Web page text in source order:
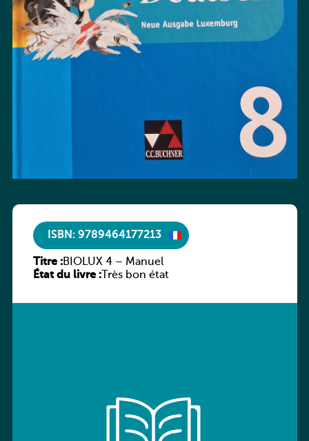
ISBN: 9789464177213
Titre :BIOLUX 4 – Manuel
État du livre :Très bon état